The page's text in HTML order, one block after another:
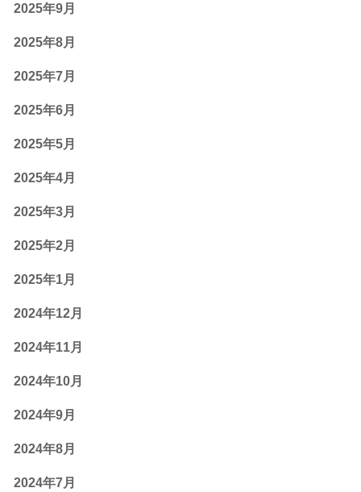
2025年9月
2025年8月
2025年7月
2025年6月
2025年5月
2025年4月
2025年3月
2025年2月
2025年1月
2024年12月
2024年11月
2024年10月
2024年9月
2024年8月
2024年7月